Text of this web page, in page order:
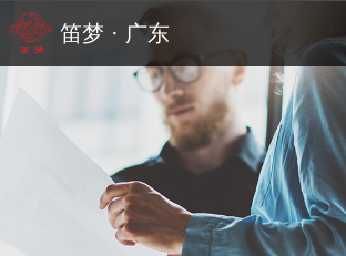
笛梦 · 广东